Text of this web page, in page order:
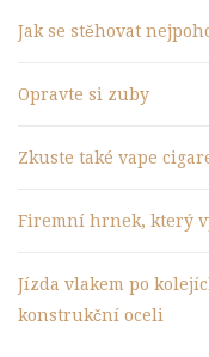
Jak se stěhovat
Opravte si zuby
Zkuste také vape
Firemní hrnek, který
Jízda vlakem po
konstrukční oceli